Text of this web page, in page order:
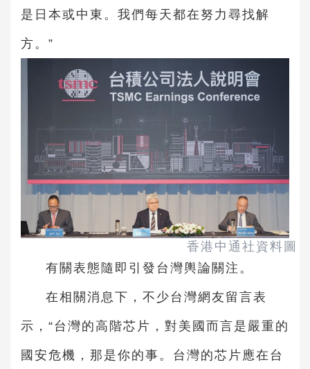
是日本或中東。我們每天都在努力尋找解
方。”
香港中通社資料圖
有關表態隨即引發台灣輿論關注。
在相關消息下，不少台灣網友留言表
示，“台灣的高階芯片，對美國而言是嚴重的
國安危機，那是你的事。台灣的芯片應在台